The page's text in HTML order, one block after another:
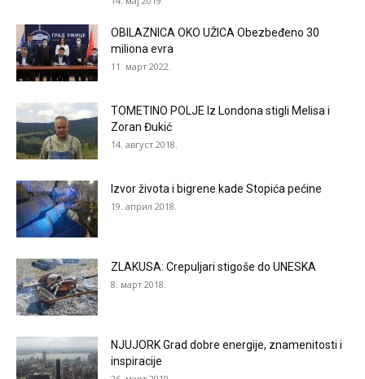
OBILAZNICA OKO UŽICA Obezbeđeno 30
miliona evra
11. март 2022.
TOMETINO POLJE Iz Londona stigli Melisa i
Zoran Đukić
14. август 2018.
Izvor života i bigrene kade Stopića pećine
19. април 2018.
ZLAKUSA: Crepuljari stigoše do UNESKA
8. март 2018.
NJUJORK Grad dobre energije, znamenitosti i
inspiracije